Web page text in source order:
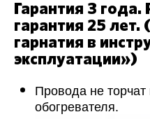
Гарантия 3
гарантия 25
гарнатия в
эксплуатации»)
Провода не
обогревателя.